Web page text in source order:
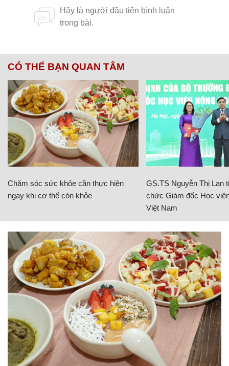
CÓ THỂ BẠN QUAN TÂM
Chăm sóc sức khỏe cần thực hiện
ngay khi cơ thể còn khỏe
GS.TS Nguyễn Thị Lan
chức Giám đốc Học
Việt Nam